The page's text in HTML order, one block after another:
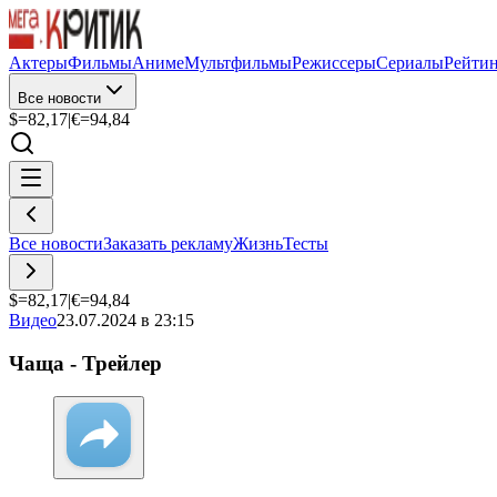
АктерыФильмыАнимеМультфильмыРежиссерыСериалы
Все новости
$=82,17|€=94,84
Все новостиЗаказать рекламуЖизньТесты
$=82,17|€=94,84
Видео23.07.2024 в 23:15
Чаща - Трейлер